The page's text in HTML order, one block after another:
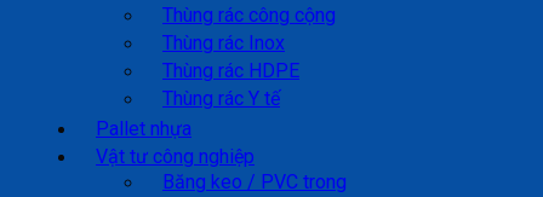
Thùng rác công cộng
Thùng rác Inox
Thùng rác HDPE
Thùng rác Y tế
Pallet nhựa
Vật tư công nghiệp
Băng keo / PVC trong